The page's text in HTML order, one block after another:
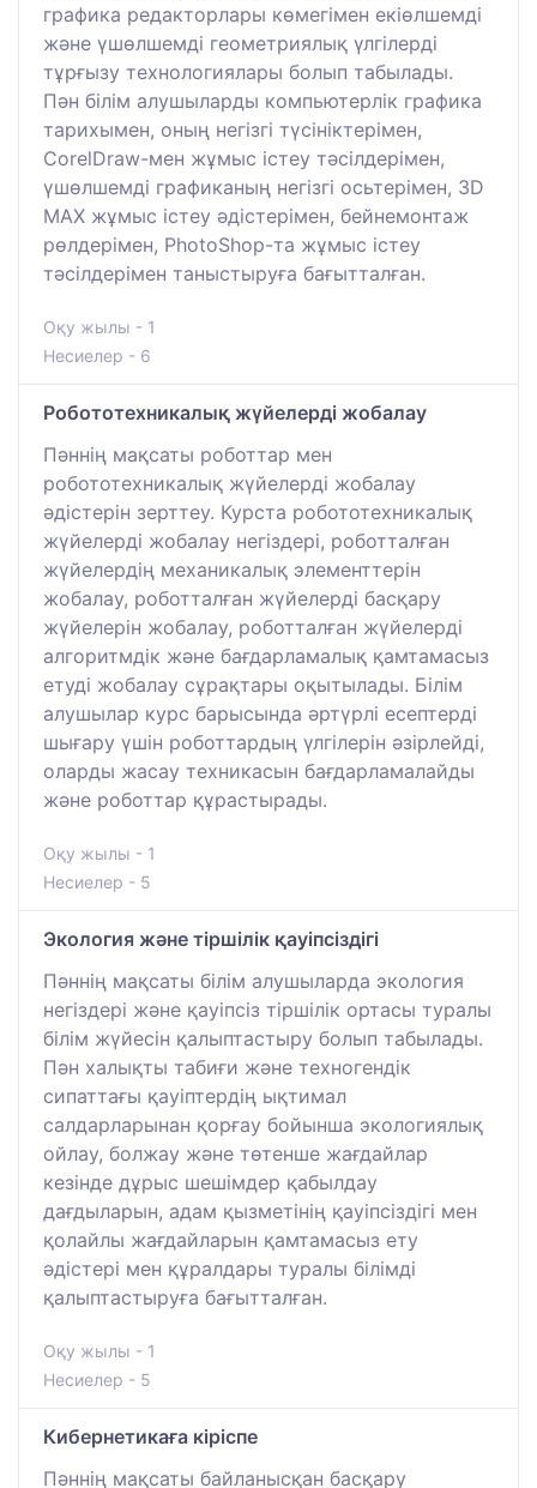
графика редакторлары көмегімен екіөлшемді
және үшөлшемді геометриялық үлгілерді
тұрғызу технологиялары болып табылады.
Пән білім алушыларды компьютерлік графика
тарихымен, оның негізгі түсініктерімен,
CorelDraw-мен жұмыс істеу тәсілдерімен,
үшөлшемді графиканың негізгі осьтерімен, 3D
MAX жұмыс істеу әдістерімен, бейнемонтаж
рөлдерімен, PhotoShop-та жұмыс істеу
тәсілдерімен таныстыруға бағытталған.
Оқу жылы - 1
Несиелер - 6
Робототехникалық жүйелерді жобалау
Пәннің мақсаты роботтар мен
робототехникалық жүйелерді жобалау
әдістерін зерттеу. Курста робототехникалық
жүйелерді жобалау негіздері, роботталған
жүйелердің механикалық элементтерін
жобалау, роботталған жүйелерді басқару
жүйелерін жобалау, роботталған жүйелерді
алгоритмдік және бағдарламалық қамтамасыз
етуді жобалау сұрақтары оқытылады. Білім
алушылар курс барысында әртүрлі есептерді
шығару үшін роботтардың үлгілерін әзірлейді,
оларды жасау техникасын бағдарламалайды
және роботтар құрастырады.
Оқу жылы - 1
Несиелер - 5
Экология және тіршілік қауіпсіздігі
Пәннің мақсаты білім алушыларда экология
негіздері және қауіпсіз тіршілік ортасы туралы
білім жүйесін қалыптастыру болып табылады.
Пән халықты табиғи және техногендік
сипаттағы қауіптердің ықтимал
салдарларынан қорғау бойынша экологиялық
ойлау, болжау және төтенше жағдайлар
кезінде дұрыс шешімдер қабылдау
дағдыларын, адам қызметінің қауіпсіздігі мен
қолайлы жағдайларын қамтамасыз ету
әдістері мен құралдары туралы білімді
қалыптастыруға бағытталған.
Оқу жылы - 1
Несиелер - 5
Кибернетикаға кіріспе
Пәннің мақсаты байланысқан басқару